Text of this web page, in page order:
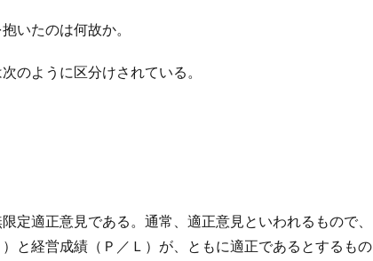
いたのは何故か。
のように区分けされている。
定適正意見である。通常、適正意見といわれるもので、
と経営成績（Ｐ／Ｌ）が、ともに適正であるとするもの